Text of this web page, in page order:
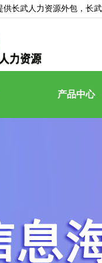
供长武人力资源外包 ，长
产品中心